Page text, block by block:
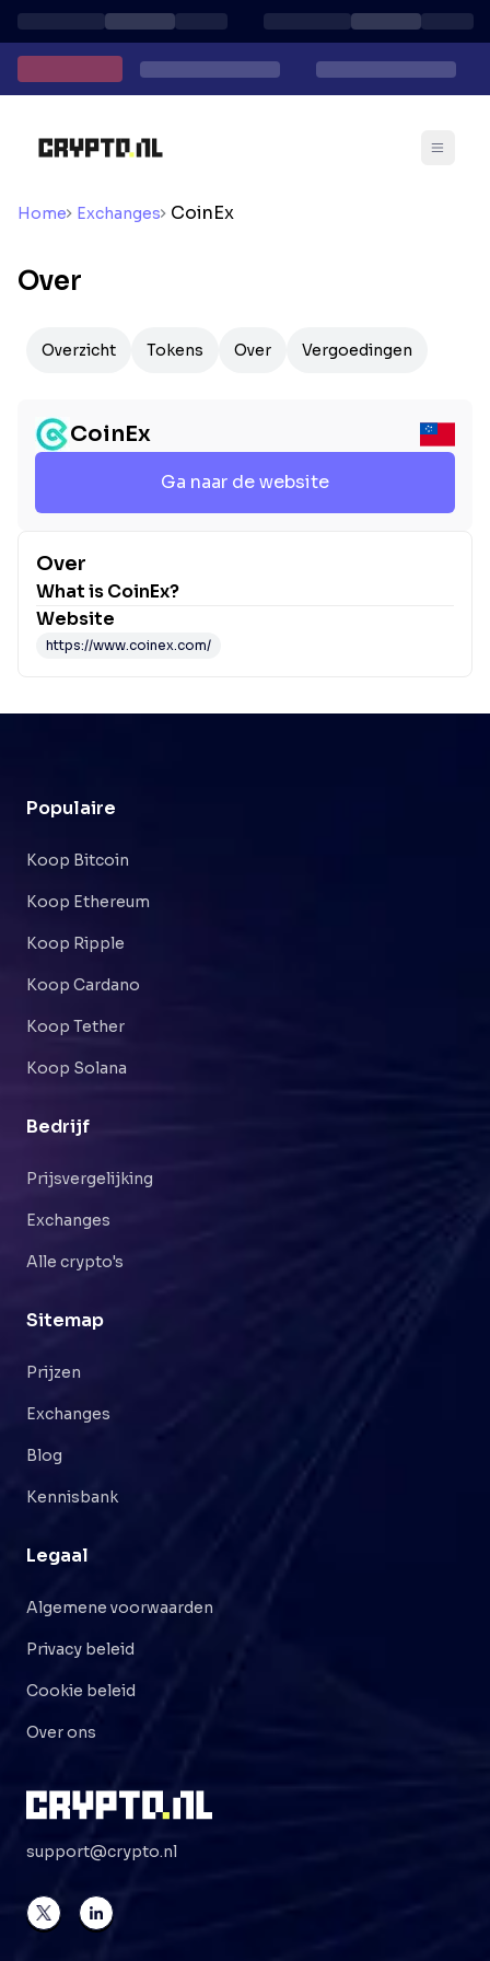
Home Exchanges CoinEx
Over
Overzicht Tokens Over Vergoedingen
CoinEx
Ga naar de website
Over
What isCoinEx?
Website
https://www.coinex.com/
Populaire
Koop Bitcoin
Koop Ethereum
Koop Ripple
Koop Cardano
Koop Tether
Koop Solana
Bedrijf
Prijsvergelijking
Exchanges
Alle crypto's
Sitemap
Prijzen
Exchanges
Blog
Kennisbank
Legaal
Algemene voorwaarden
Privacy beleid
Cookie beleid
Over ons
support@crypto.nl